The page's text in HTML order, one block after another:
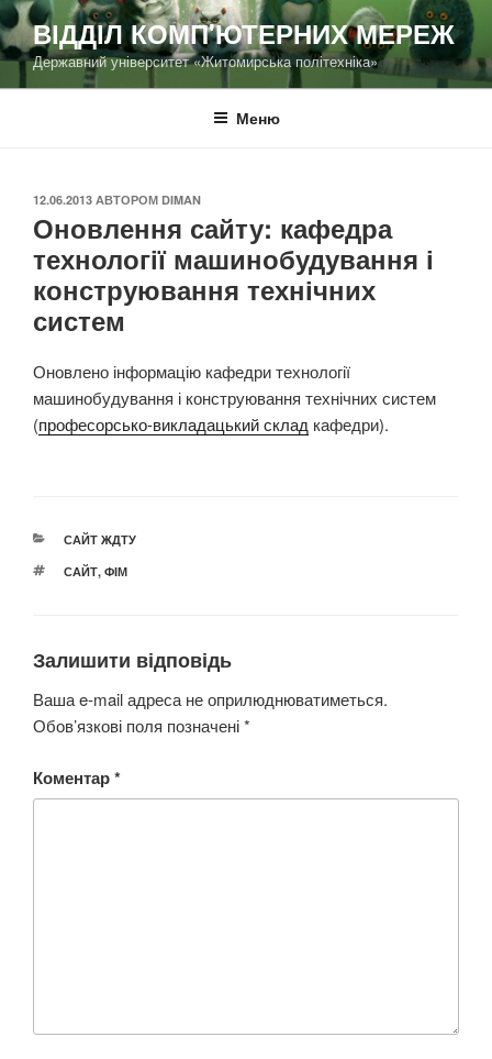
Перейти
до
вмісту
ВІДДІЛ КОМП'ЮТЕРНИХ МЕРЕЖ
Державний університет «Житомирська політехніка»
Меню
ОПУБЛІКОВАНО
12.06.2013 АВТОРОМ DIMAN
Оновлення сайту: кафедра
технології машинобудування і
конструювання технічних
систем
Оновлено інформацію кафедри технології
машинобудування і конструювання технічних систем
(професорсько-викладацький склад кафедри).
КАТЕГОРІЇ
САЙТ ЖДТУ
ПОЗНАЧКИ
САЙТ, ФІМ
Залишити відповідь
Ваша e-mail адреса не оприлюднюватиметься.
Обов’язкові поля позначені*
Коментар*